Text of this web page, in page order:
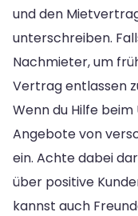
und den
unterschreiben.
Nachmieter, um
Vertrag entlassen
Wenn du Hilfe
Angebote von
ein. Achte dabei
über positive
kannst auch